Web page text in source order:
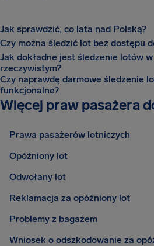
Jak sprawdzić, co lata nad Polską?
Czy można śledzić lot bez dostępu
Jak dokładne jest śledzenie lotów
rzeczywistym?
Czy naprawdę darmowe śledzenie
funkcjonalne?
Więcej praw pasażera
Prawa pasażerów lotniczych
Opóźniony lot
Odwołany lot
Reklamacja za opóźniony lot
Problemy z bagażem
Wniosek o odszkodowanie za